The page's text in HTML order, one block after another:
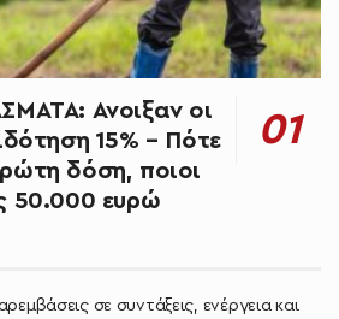
Άνοιξαν οι
15% – Πότε
δόση, ποιοι
50.000 ευρώ
σε συντάξεις, ενέργεια και